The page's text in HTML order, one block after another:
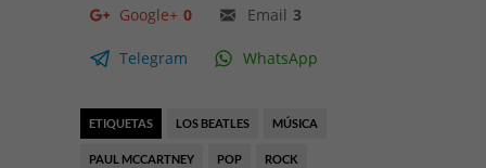
Google+ 0 Email 3
Telegram WhatsApp
ETIQUETAS LOS BEATLES MÚSICA
PAUL MCCARTNEY POP ROCK